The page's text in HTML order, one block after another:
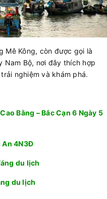
Mê Kông, còn được gọi là
Nam Bộ, nơi đây thích hợp
nghiệm và khám phá.
Bằng – Bắc Cạn 6 Ngày 5
An 4N3Đ
du lịch
du lịch